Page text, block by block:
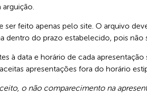
ser feito apenas pelo site. O arquivo
dentro do prazo estabelecido, pois
à data e horário de cada
apresentações fora do horário
o não comparecimento na